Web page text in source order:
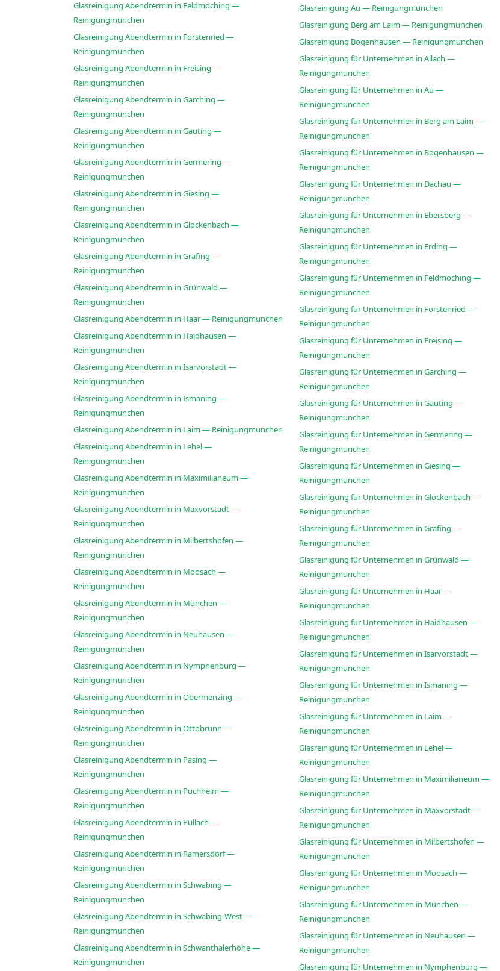
Glasreinigung Abendtermin in Feldmoching —
Reinigungmunchen
Glasreinigung Abendtermin in Forstenried —
Reinigungmunchen
Glasreinigung Abendtermin in Freising —
Reinigungmunchen
Glasreinigung Abendtermin in Garching —
Reinigungmunchen
Glasreinigung Abendtermin in Gauting —
Reinigungmunchen
Glasreinigung Abendtermin in Germering —
Reinigungmunchen
Glasreinigung Abendtermin in Giesing —
Reinigungmunchen
Glasreinigung Abendtermin in Glockenbach —
Reinigungmunchen
Glasreinigung Abendtermin in Grafing —
Reinigungmunchen
Glasreinigung Abendtermin in Grünwald —
Reinigungmunchen
Glasreinigung Abendtermin in Haar — Reinigungmunchen
Glasreinigung Abendtermin in Haidhausen —
Reinigungmunchen
Glasreinigung Abendtermin in Isarvorstadt —
Reinigungmunchen
Glasreinigung Abendtermin in Ismaning —
Reinigungmunchen
Glasreinigung Abendtermin in Laim — Reinigungmunchen
Glasreinigung Abendtermin in Lehel —
Reinigungmunchen
Glasreinigung Abendtermin in Maximilianeum —
Reinigungmunchen
Glasreinigung Abendtermin in Maxvorstadt —
Reinigungmunchen
Glasreinigung Abendtermin in Milbertshofen —
Reinigungmunchen
Glasreinigung Abendtermin in Moosach —
Reinigungmunchen
Glasreinigung Abendtermin in München —
Reinigungmunchen
Glasreinigung Abendtermin in Neuhausen —
Reinigungmunchen
Glasreinigung Abendtermin in Nymphenburg —
Reinigungmunchen
Glasreinigung Abendtermin in Obermenzing —
Reinigungmunchen
Glasreinigung Abendtermin in Ottobrunn —
Reinigungmunchen
Glasreinigung Abendtermin in Pasing —
Reinigungmunchen
Glasreinigung Abendtermin in Puchheim —
Reinigungmunchen
Glasreinigung Abendtermin in Pullach —
Reinigungmunchen
Glasreinigung Abendtermin in Ramersdorf —
Reinigungmunchen
Glasreinigung Abendtermin in Schwabing —
Reinigungmunchen
Glasreinigung Abendtermin in Schwabing-West —
Reinigungmunchen
Glasreinigung Abendtermin in Schwanthalerhöhe —
Reinigungmunchen
Glasreinigung Au — Reinigungmunchen
Glasreinigung Berg am Laim — Reinigungmunchen
Glasreinigung Bogenhausen — Reinigungmunchen
Glasreinigung für Unternehmen in Allach —
Reinigungmunchen
Glasreinigung für Unternehmen in Au —
Reinigungmunchen
Glasreinigung für Unternehmen in Berg am Laim —
Reinigungmunchen
Glasreinigung für Unternehmen in Bogenhausen —
Reinigungmunchen
Glasreinigung für Unternehmen in Dachau —
Reinigungmunchen
Glasreinigung für Unternehmen in Ebersberg —
Reinigungmunchen
Glasreinigung für Unternehmen in Erding —
Reinigungmunchen
Glasreinigung für Unternehmen in Feldmoching —
Reinigungmunchen
Glasreinigung für Unternehmen in Forstenried —
Reinigungmunchen
Glasreinigung für Unternehmen in Freising —
Reinigungmunchen
Glasreinigung für Unternehmen in Garching —
Reinigungmunchen
Glasreinigung für Unternehmen in Gauting —
Reinigungmunchen
Glasreinigung für Unternehmen in Germering —
Reinigungmunchen
Glasreinigung für Unternehmen in Giesing —
Reinigungmunchen
Glasreinigung für Unternehmen in Glockenbach —
Reinigungmunchen
Glasreinigung für Unternehmen in Grafing —
Reinigungmunchen
Glasreinigung für Unternehmen in Grünwald —
Reinigungmunchen
Glasreinigung für Unternehmen in Haar —
Reinigungmunchen
Glasreinigung für Unternehmen in Haidhausen —
Reinigungmunchen
Glasreinigung für Unternehmen in Isarvorstadt —
Reinigungmunchen
Glasreinigung für Unternehmen in Ismaning —
Reinigungmunchen
Glasreinigung für Unternehmen in Laim —
Reinigungmunchen
Glasreinigung für Unternehmen in Lehel —
Reinigungmunchen
Glasreinigung für Unternehmen in Maximilianeum —
Reinigungmunchen
Glasreinigung für Unternehmen in Maxvorstadt —
Reinigungmunchen
Glasreinigung für Unternehmen in Milbertshofen —
Reinigungmunchen
Glasreinigung für Unternehmen in Moosach —
Reinigungmunchen
Glasreinigung für Unternehmen in München —
Reinigungmunchen
Glasreinigung für Unternehmen in Neuhausen —
Reinigungmunchen
Glasreinigung für Unternehmen in Nymphenburg —